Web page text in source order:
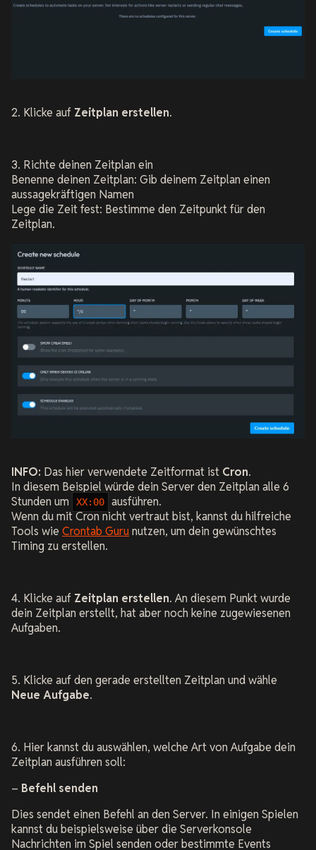
2. Klicke auf Zeitplan erstellen.
3. Richte deinen Zeitplan ein
Benenne deinen Zeitplan: Gib deinem Zeitplan einen
aussagekräftigen Namen
Lege die Zeit fest: Bestimme den Zeitpunkt für den
Zeitplan.
INFO: Das hier verwendete Zeitformat ist Cron.
In diesem Beispiel würde dein Server den Zeitplan alle 6
Stunden um
XX:00
ausführen.
Wenn du mit Cron nicht vertraut bist, kannst du hilfreiche
Tools wie Crontab Gurunutzen, um dein gewünschtes
Timing zu erstellen.
4. Klicke auf Zeitplan erstellen. An diesem Punkt wurde
dein Zeitplan erstellt, hat aber noch keine zugewiesenen
Aufgaben.
5. Klicke auf den gerade erstellten Zeitplan und wähle
Neue Aufgabe.
6. Hier kannst du auswählen, welche Art von Aufgabe dein
Zeitplan ausführen soll:
– Befehl senden
Dies sendet einen Befehl an den Server. In einigen Spielen
kannst du beispielsweise über die Serverkonsole
Nachrichten im Spiel senden oder bestimmte Events